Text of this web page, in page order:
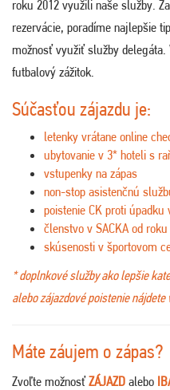
roku 2012 využili naše služby.
rezervácie, poradíme najlepšie
možnosť využiť služby
futbalový zážitok.
Súčasťou zájazdu je:
letenky vrátane online
ubytovanie v 3* hoteli s
vstupenky na zápas
non-stop asistenčnú
poistenie CK proti
členstvo v SACKA od roku
skúsenosti v športovom
* doplnkové služby ako lepšie
alebo zájazdové poistenie
Máte záujem o zápas?
Zvoľte možnosťZÁJAZD alebo